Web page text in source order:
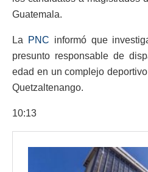
Guatemala.
La PNC informó que
presunto responsable de
edad en un complejo
Quetzaltenango.
10:13